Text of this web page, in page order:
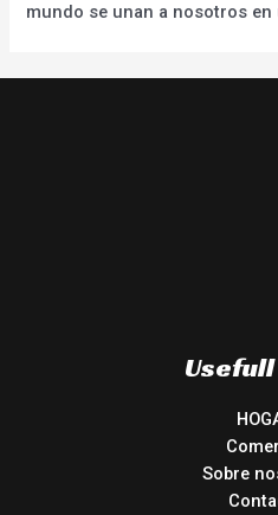
mundo se unan a nosotros
Sobre